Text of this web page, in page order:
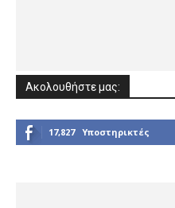
Ακολουθήστε μας:
17,827 Υποστηρικτές